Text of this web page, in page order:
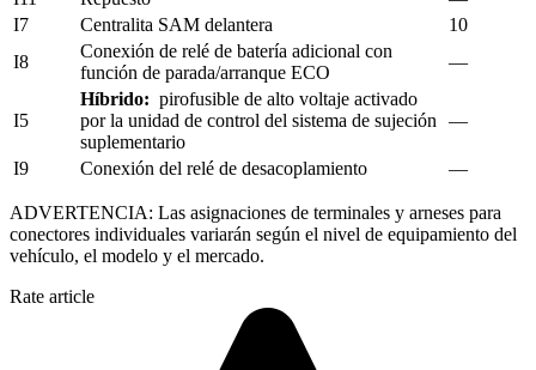
I7
Centralita SAM delantera
10
I8
Conexión de relé de batería adicional con
función de parada/arranque ECO
—
I5
Híbrido: pirofusible de alto voltaje activado
por la unidad de control del sistema de sujeción
suplementario
—
I9 Conexión del relé de desacoplamiento —
ADVERTENCIA: Las asignaciones de terminales y arneses para
conectores individuales variarán según el nivel de equipamiento del
vehículo, el modelo y el mercado.
Rate article